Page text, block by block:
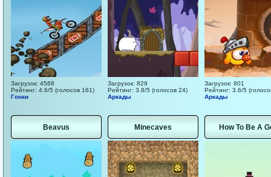
Загрузок: 4568
Рейтинг: 4.6/5 (голосов 161)
Гонки
Загрузок: 829
Рейтинг: 3.8/5 (голосов 24)
Аркады
Загрузок: 801
Рейтинг: 3.6/5
Аркады
Beavus Minecaves How To Be A